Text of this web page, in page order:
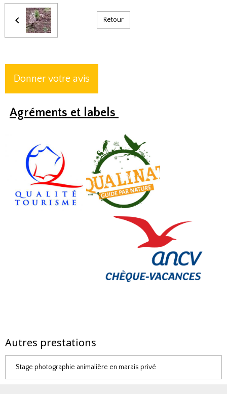
Retour
Donner votre avis
Agréments et labels :
Autres prestations
Stage photographie animalière en marais privé